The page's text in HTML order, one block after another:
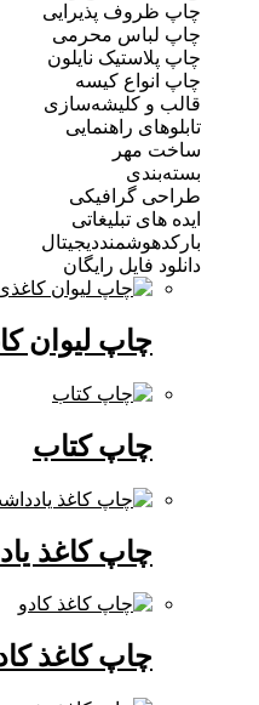
پذیرایی
محرمی
نایلون
کیسه
کلیشه‌سازی
راهنمایی
گرافیکی
تبلیغاتی
فایل رایگان
چاپ لیوان کاغذی(1)
چاپ کتاب
چاپ کاغذ یادداشت
چاپ کاغذ کادو